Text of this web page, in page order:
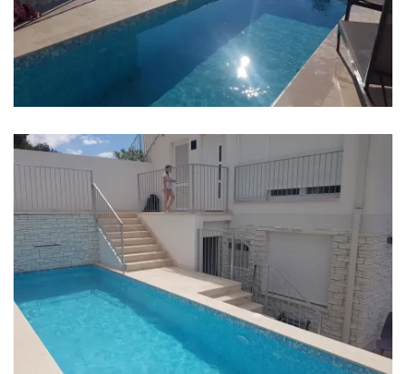
Nachtclub: 55 km
Zentrum: Ražanj 1600 m
Apotheke: Rogoznica 12 km
Krankenhaus: Split 55 km
Geschäft: Ražanj 1600 m
Supermarket: Ražanj 1600 m